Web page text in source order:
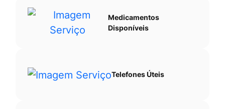
Medicamentos
Disponíveis
Telefones Úteis